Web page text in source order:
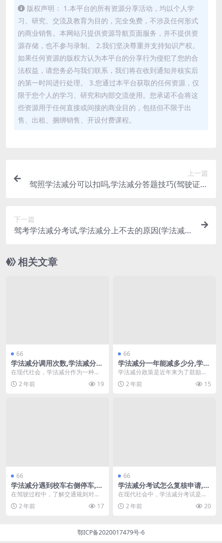
版权声明： 1.本平台的所有资源分享活动，均以个人学
习、研究、交流及教育为目的，完全免费，不涉及任何形式
的商业销售。本网站只提供资源导航页面服务，并不提供资
源存储，也不参与录制。 2.我们坚决尊重并支持知识产权。
如果任何资源的版权方认为本平台的分享行为侵犯了您的合
法权益，请您务必与我们联系，我们将在收到通知并核实后
的第一时间进行处理。 3.您通过本平台获取的任何资源，仅
限于您个人的学习、研究和内部交流使用。您承诺不会将这
些资源用于任何直接或间接的商业目的，包括但不限于出
售、出租、捆绑销售、开设付费课程。
上一篇
驾照学法减分可以扣吗,学法减分答题技巧(驾驶证学
下一篇
驾考学法减分考试,学法减分上不去的原因(学法减分
相关文章
66
学法减分调用次数,学法减分中
途退出怎么办(学法减分显示9
805)
在现代社会，学法减分作为一种交
通安全教育的方式，旨在帮助驾驶
员提升法律意识和安全...
2 年前 19
66
学法减分一年能减多少分,学法
减分答题(学法减分答题技巧)
学法减分政策是近年来为了鼓励驾
驶员学习交通法规而实施的一项措
施。通过参加学法减分...
2 年前 15
66
学法减分遇到校车右侧停车,科
目一学法减分考试题(学法减分
答错扣分吗)
在驾驶过程中，了解交通规则对于
确保安全行驶至关重要。尤其是在
遇到校车时，遵循相关...
2 年前 17
66
学法减分考试怎么复核申请,学
法减分怎么答题快(学法减分答
题软件)
在现代社会中，学法减分考试是许
多学生和考生了解法律知识的重要
途径。然而，若对考试...
2 年前 20
鄂ICP备2020017479号-6